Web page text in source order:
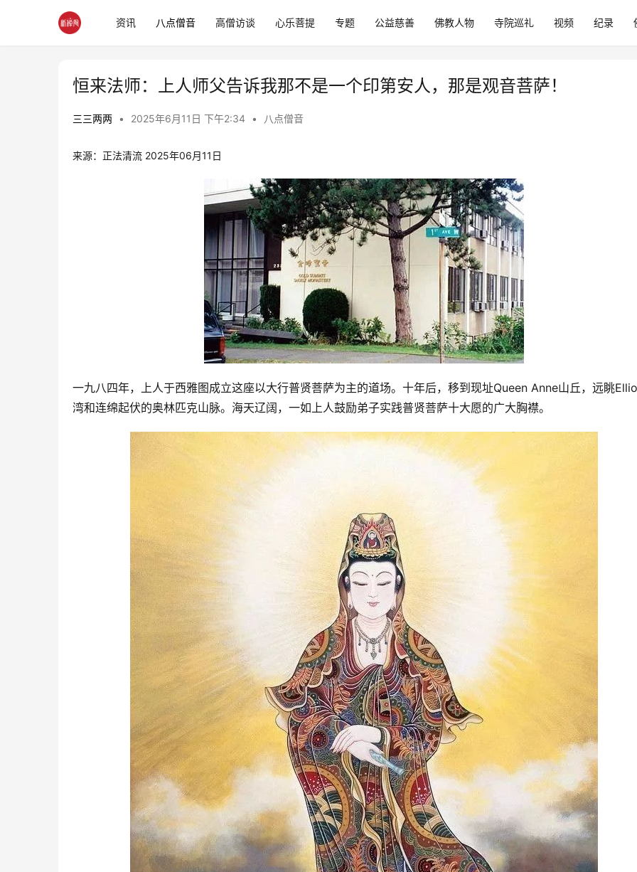
资讯 八点僧音 高僧访谈 心乐菩提 专题 公益慈善 佛教人物 寺院巡礼 视频 纪录
恒来法师：上人师父告诉我那不是一个印第安人，那是观音菩萨！
三三两两 • 2025年6月11日 下午2:34 • 八点僧音
来源：正法清流 2025年06月11日
一九八四年，上人于西雅图成立这座以大行普贤菩萨为主的道场。十年后，移到现址Queen Anne山丘，远眺
湾和连绵起伏的奥林匹克山脉。海天辽阔，一如上人鼓励弟子实践普贤菩萨十大愿的广大胸襟。